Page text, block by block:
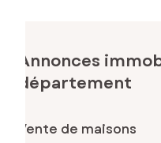
Annonces
département
Vente de maisons